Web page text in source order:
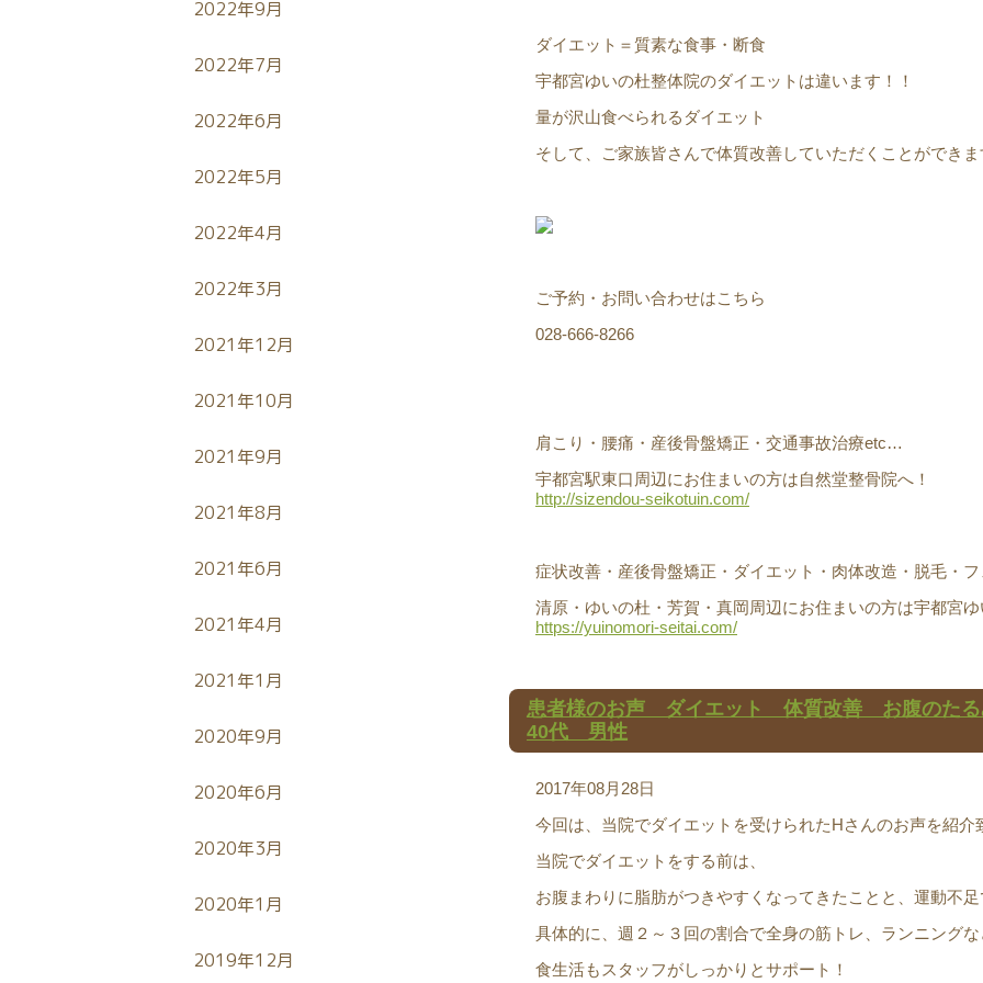
ダイエット＝質素な食事・断食
宇都宮ゆいの杜整体院のダイエットは違います！！
量が沢山食べられるダイエット
そして、ご家族皆さんで体質改善していただくことができ
ご予約・お問い合わせはこちら
028-666-8266
肩こり・腰痛・産後骨盤矯正・交通事故治療etc…
宇都宮駅東口周辺にお住まいの方は自然堂整骨院へ！
http://sizendou-seikotuin.com/
症状改善・産後骨盤矯正・ダイエット・肉体改造・脱毛・
清原・ゆいの杜・芳賀・真岡周辺にお住まいの方は宇都宮
https://yuinomori-seitai.com/
患者様のお声 ダイエット 体質改善 お腹の
40代 男性
2017年08月28日
今回は、当院でダイエットを受けられたHさんのお声を紹介
当院でダイエットをする前は、
お腹まわりに脂肪がつきやすくなってきたことと、運動不
具体的に、週２～３回の割合で全身の筋トレ、ランニング
食生活もスタッフがしっかりとサポート！
2022年9月
2022年7月
2022年6月
2022年5月
2022年4月
2022年3月
2021年12月
2021年10月
2021年9月
2021年8月
2021年6月
2021年4月
2021年1月
2020年9月
2020年6月
2020年3月
2020年1月
2019年12月